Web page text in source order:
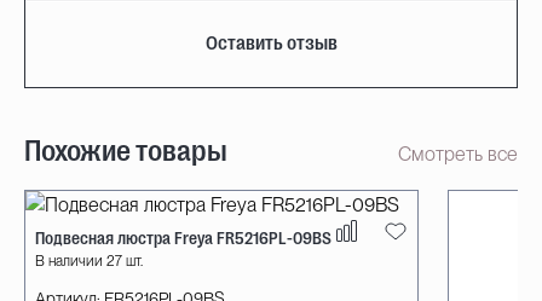
Оставить отзыв
Похожие товары Смотреть все
Подвесная люстра Freya FR5216PL-09BS
В наличии 27 шт.